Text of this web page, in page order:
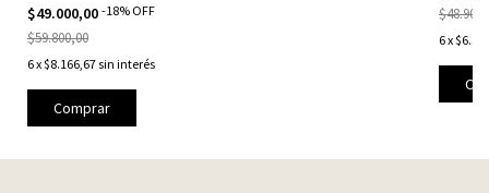
$49.000,00 -18% OFF
$59.800,00
6x$8.166,67sin interés
Comprar
6x